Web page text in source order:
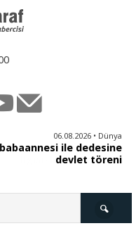
06.08.2026 • Dünya
ile dedesine
devlet töreni